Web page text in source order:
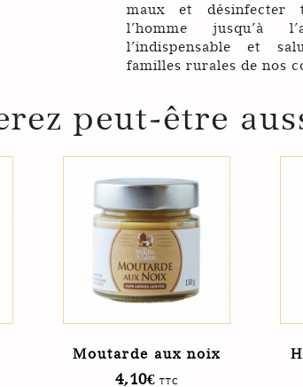
maux et désinfecter
l’homme jusqu’à
l’indispensable et
familles rurales de nos
peut-être
Moutarde aux noix
4,10€ TTC